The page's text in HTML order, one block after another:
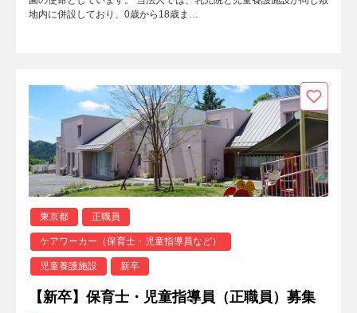
地内に併設しており、0歳から18歳ま…
東京都 正職員
ケアワーカー（保育士・児童指導員など）
児童養護施設 新卒
【新卒】保育士・児童指導員（正職員）募集